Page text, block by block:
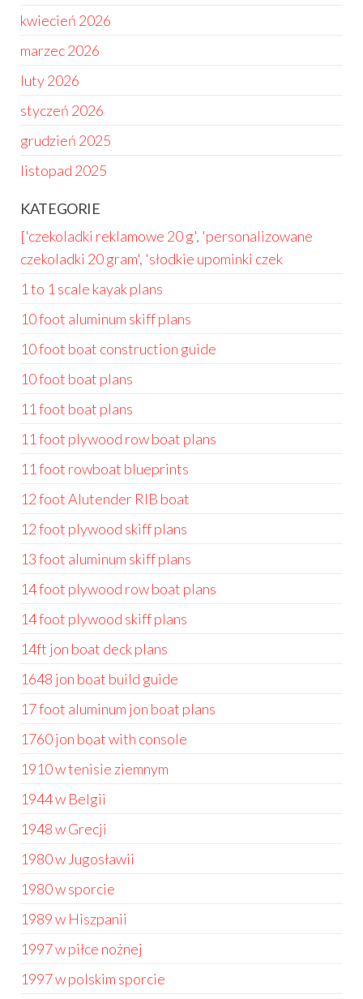
kwiecień 2026
marzec 2026
luty 2026
styczeń 2026
grudzień 2025
listopad 2025
KATEGORIE
['czekoladki reklamowe 20 g', 'personalizowane
czekoladki 20 gram', 'słodkie upominki czek
1 to 1 scale kayak plans
10 foot aluminum skiff plans
10 foot boat construction guide
10 foot boat plans
11 foot boat plans
11 foot plywood row boat plans
11 foot rowboat blueprints
12 foot Alutender RIB boat
12 foot plywood skiff plans
13 foot aluminum skiff plans
14 foot plywood row boat plans
14 foot plywood skiff plans
14ft jon boat deck plans
1648 jon boat build guide
17 foot aluminum jon boat plans
1760 jon boat with console
1910 w tenisie ziemnym
1944 w Belgii
1948 w Grecji
1980 w Jugosławii
1980 w sporcie
1989 w Hiszpanii
1997 w piłce nożnej
1997 w polskim sporcie